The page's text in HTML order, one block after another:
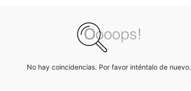
No hay coincidencias. Por favor inténtalo de nuevo.